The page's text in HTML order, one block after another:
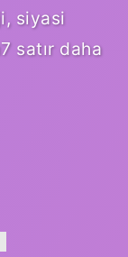
siyasi
satır daha